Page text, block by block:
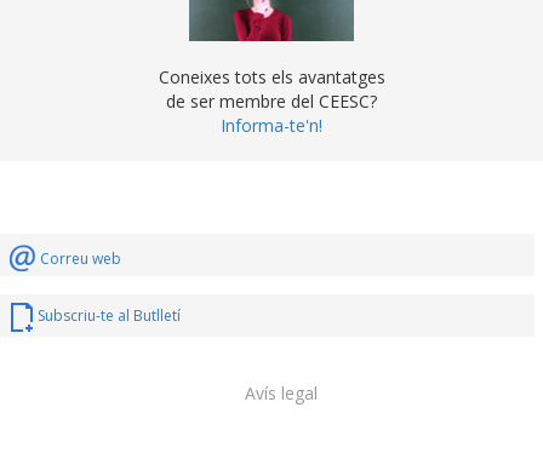
Coneixes tots els avantatges
de ser membre del CEESC?
Informa-te'n!
Correu web
Subscriu-te al Butlletí
Avís legal